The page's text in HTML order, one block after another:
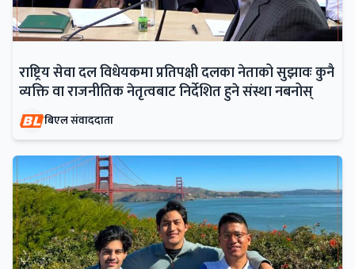
राष्ट्रिय सेवा दल विधेयकमा प्रतिपक्षी दलका नेताको सुझावः कुनै
व्यक्ति वा राजनीतिक नेतृत्वबाट निर्देशित हुने संस्था नबनोस्
बिएल संवाददाता